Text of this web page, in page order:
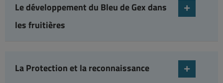
Le développement du Bleu de Gex dans
les fruitières
La Protection et la reconnaissance